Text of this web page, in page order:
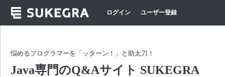
ログイン ユーザー登録
悩めるプログラマーを「ッターン！」と助太刀！
Java専門のQ&Aサイト SUKEGRA